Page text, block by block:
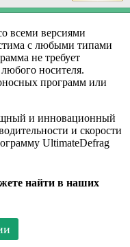
всеми версиями
с любыми типами
не требует
носителя.
программ или
и инновационный
и скорости
UltimateDefrag
найти в наших